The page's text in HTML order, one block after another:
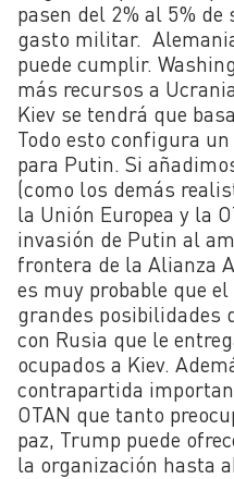
pasen del 2% al 5%
gasto militar.
puede cumplir.
más recursos a
Kiev se tendrá que
Todo esto configura
para Putin. Si
(como los demás
la Unión Europea y la
invasión de Putin al
frontera de la Alianza
es muy probable que
grandes posibilidades
con Rusia que le
ocupados a Kiev.
contrapartida
OTAN que tanto
paz, Trump puede
la organización hasta